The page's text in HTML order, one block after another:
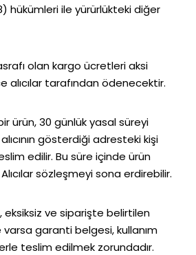
hükümleri ile yürürlükteki diğer
olan kargo ücretleri aksi
alıcılar tarafından ödenecektir.
ürün, 30 günlük yasal süreyi
gösterdiği adresteki kişi
edilir. Bu süre içinde ürün
sözleşmeyi sona erdirebilir.
eksiksiz ve siparişte belirtilen
garanti belgesi, kullanım
teslim edilmek zorundadır.